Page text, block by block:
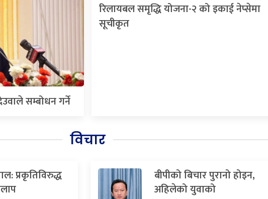
सम्बोधन गर्ने
रिलायबल समृद्धि योजना-२ को इकाई नेप्सेमा
सूचीकृत
विचार
प्रकृतिविरुद्ध
बीपीको बिचार पुरानो होइन,
अहिलेको युवाको